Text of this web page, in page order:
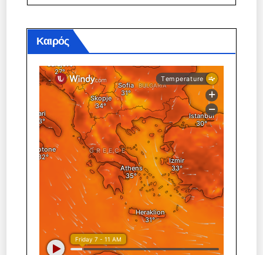
Καιρός